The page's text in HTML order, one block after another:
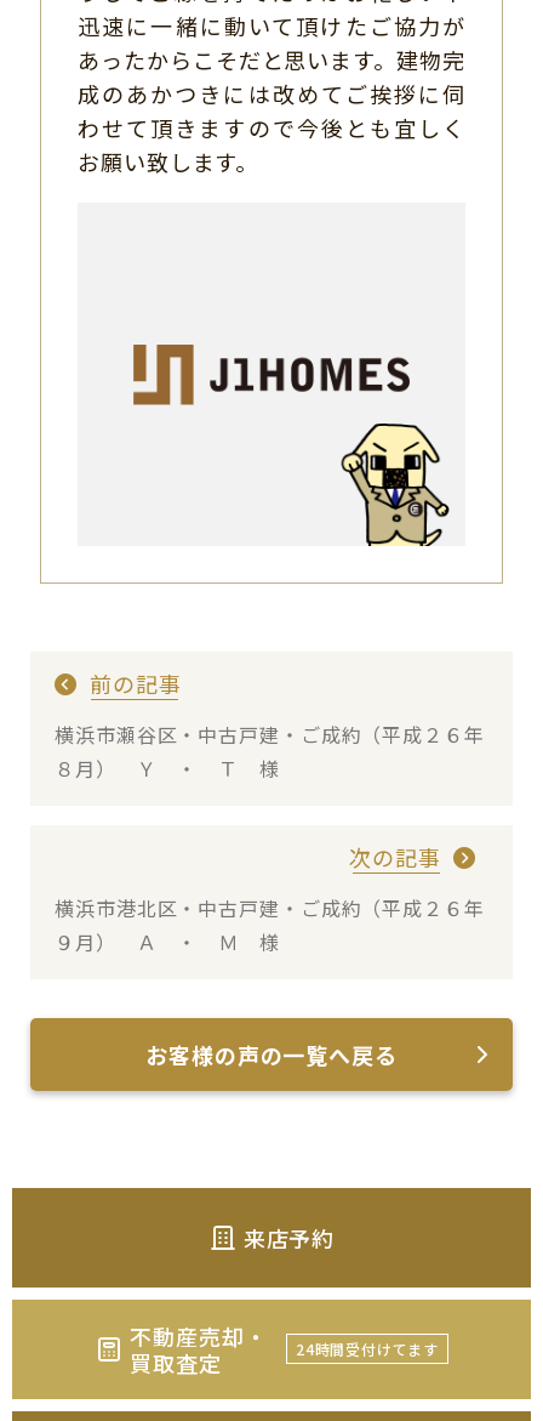
迅速に一緒に動いて頂けたご協力が
あったからこそだと思います。建物完
成のあかつきには改めてご挨拶に伺
わせて頂きますので今後とも宜しく
お願い致します。
前の記事
横浜市瀬谷区・中古戸建・ご成約（平成２６年
８月） Ｙ ・ Ｔ 様
次の記事
横浜市港北区・中古戸建・ご成約（平成２６年
９月） Ａ ・ Ｍ 様
お客様の声の一覧へ戻る
来店予約
不動産売却・
買取査定
24時間受付けてます